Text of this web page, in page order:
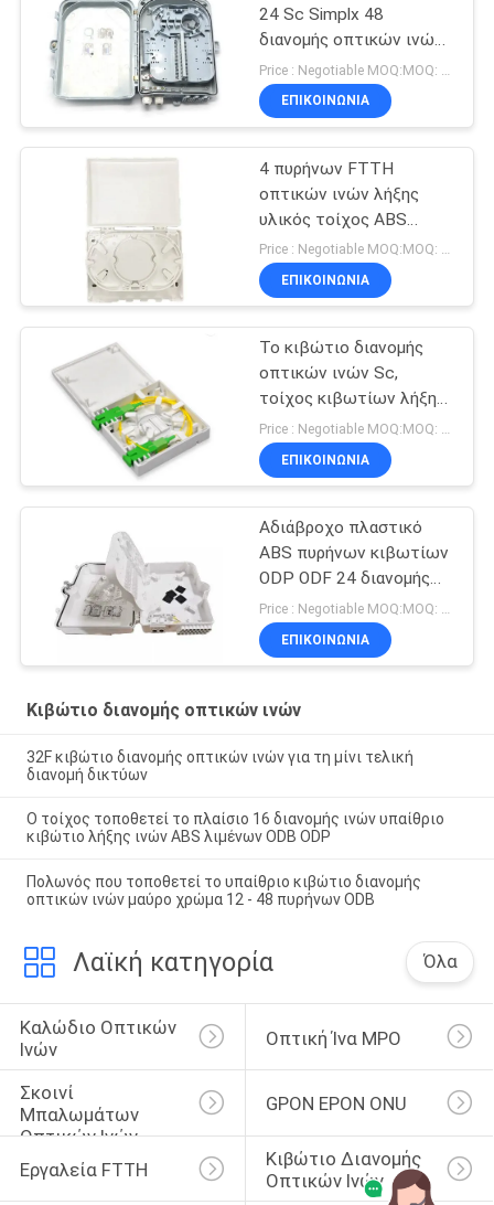
24 Sc Simplx 48
διανομής οπτικών ινών
ABS λιμένων ντούμπλεξ
πυρήνων LC
ΕΠΙΚΟΙΝΩΝΙΑ
4 πυρήνων FTTH
οπτικών ινών λήξης
υλικός τοίχος ABS
κιβωτίων ο πλαστικός
τοποθετεί
Price : Negotiable MOQ:MOQ: 100 PC
ΕΠΙΚΟΙΝΩΝΙΑ
Το κιβώτιο διανομής
οπτικών ινών Sc,
τοίχος κιβωτίων λήξης
ινών 2 λιμένων
τοποθετεί
Price : Negotiable MOQ:MOQ: 100
ΕΠΙΚΟΙΝΩΝΙΑ
Αδιάβροχο πλαστικό
ABS πυρήνων κιβωτίων
ODP ODF 24 διανομής
οπτικών ινών
συνδετήρων
ΕΠΙΚΟΙΝΩΝΙΑ
Κιβώτιο διανομής οπτικών ινών
32F κιβώτιο διανομής οπτικών ινών για τη μίνι τελική
διανομή δικτύων
Ο τοίχος τοποθετεί το πλαίσιο 16 διανομής ινών υπαίθριο
κιβώτιο λήξης ινών ABS λιμένων ODB ODP
Πολωνός που τοποθετεί το υπαίθριο κιβώτιο διανομής
οπτικών ινών μαύρο χρώμα 12 - 48 πυρήνων ODB
Λαϊκή κατηγορία Όλα
Καλώδιο Οπτικών
Ινών
Οπτική Ίνα MPO
Σκοινί
Μπαλωμάτων
Οπτικών Ινών
GPON EPON ONU
Εργαλεία FTTH
Κιβώτιο Διανομής
Οπτικών Ινών